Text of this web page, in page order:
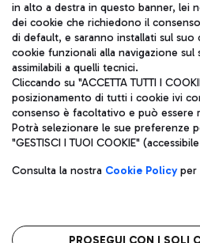
QUALITÀ
in alto a destra in questo banner, lei
dei cookie che richiedono il
di default, e saranno installati sul suo
cookie funzionali alla navigazione
assimilabili a quelli tecnici.
Cliccando su "ACCETTA TUTTI I
posizionamento di tutti i cookie ivi
consenso è facoltativo e può essere
Potrà selezionare le sue preferenze
"GESTISCI I TUOI COOKIE"
Consulta la nostra Cookie Policyper
PROSEGUI CON I SOLI